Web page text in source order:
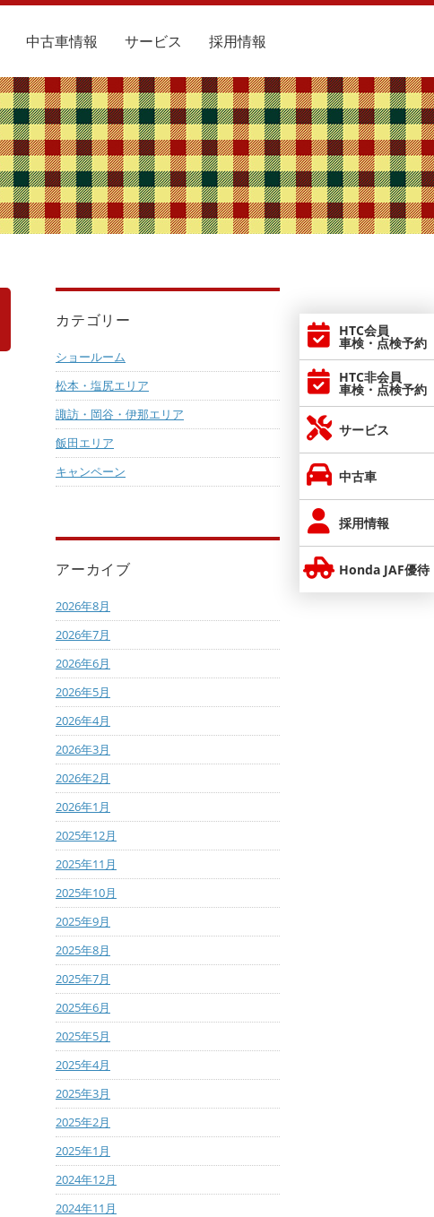
中古車情報 サービス 採用情報
カテゴリー
ショールーム
松本・塩尻エリア
諏訪・岡谷・伊那エリア
飯田エリア
キャンペーン
アーカイブ
2026年8月
2026年7月
2026年6月
2026年5月
2026年4月
2026年3月
2026年2月
2026年1月
2025年12月
2025年11月
2025年10月
2025年9月
2025年8月
2025年7月
2025年6月
2025年5月
2025年4月
2025年3月
2025年2月
2025年1月
2024年12月
2024年11月
HTC会員
車検・点検予約
HTC非会員
車検・点検予約
サービス
中古車
採用情報
Honda JAF優待